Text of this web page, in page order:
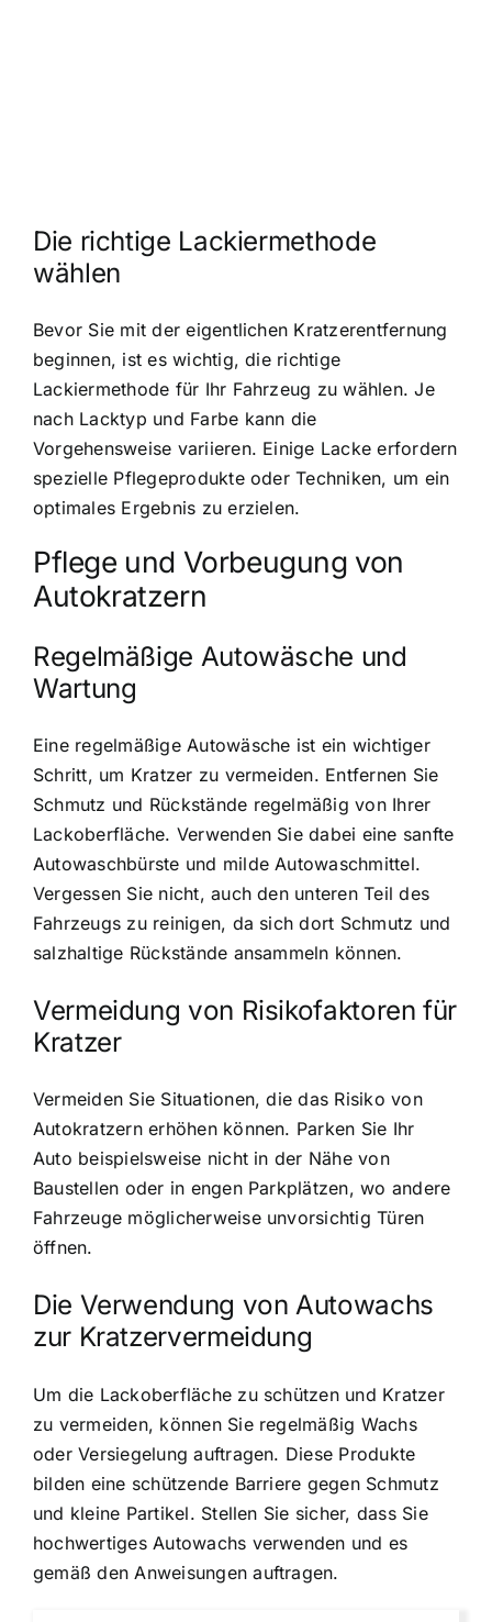
Die richtige Lackiermethode
wählen
Bevor Sie mit der eigentlichen Kratzerentfernung
beginnen, ist es wichtig, die richtige
Lackiermethode für Ihr Fahrzeug zu wählen. Je
nach Lacktyp und Farbe kann die
Vorgehensweise variieren. Einige Lacke erfordern
spezielle Pflegeprodukte oder Techniken, um ein
optimales Ergebnis zu erzielen.
Pflege und Vorbeugung von
Autokratzern
Regelmäßige Autowäsche und
Wartung
Eine regelmäßige Autowäsche ist ein wichtiger
Schritt, um Kratzer zu vermeiden. Entfernen Sie
Schmutz und Rückstände regelmäßig von Ihrer
Lackoberfläche. Verwenden Sie dabei eine sanfte
Autowaschbürste und milde Autowaschmittel.
Vergessen Sie nicht, auch den unteren Teil des
Fahrzeugs zu reinigen, da sich dort Schmutz und
salzhaltige Rückstände ansammeln können.
Vermeidung von Risikofaktoren für
Kratzer
Vermeiden Sie Situationen, die das Risiko von
Autokratzern erhöhen können. Parken Sie Ihr
Auto beispielsweise nicht in der Nähe von
Baustellen oder in engen Parkplätzen, wo andere
Fahrzeuge möglicherweise unvorsichtig Türen
öffnen.
Die Verwendung von Autowachs
zur Kratzervermeidung
Um die Lackoberfläche zu schützen und Kratzer
zu vermeiden, können Sie regelmäßig Wachs
oder Versiegelung auftragen. Diese Produkte
bilden eine schützende Barriere gegen Schmutz
und kleine Partikel. Stellen Sie sicher, dass Sie
hochwertiges Autowachs verwenden und es
gemäß den Anweisungen auftragen.